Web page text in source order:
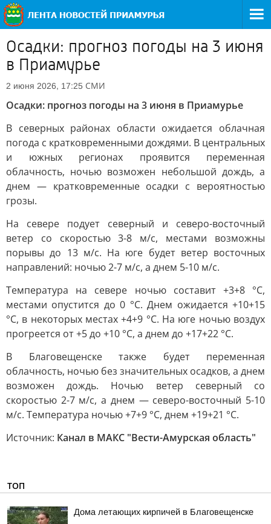
Осадки: прогноз погоды на 3 июня
в Приамурье
2 июня 2026, 17:25 СМИ
Осадки: прогноз погоды на 3 июня в Приамурье
В северных районах области ожидается облачная
погода с кратковременными дождями. В центральных
и южных регионах проявится переменная
облачность, ночью возможен небольшой дождь, а
днем — кратковременные осадки с вероятностью
грозы.
На севере подует северный и северо-восточный
ветер со скоростью 3-8 м/с, местами возможны
порывы до 13 м/с. На юге будет ветер восточных
направлений: ночью 2-7 м/с, а днем 5-10 м/с.
Температура на севере ночью составит +3+8 °С,
местами опустится до 0 °С. Днем ожидается +10+15
°С, в некоторых местах +4+9 °С. На юге ночью воздух
прогреется от +5 до +10 °С, а днем до +17+22 °С.
В Благовещенске также будет переменная
облачность, ночью без значительных осадков, а днем
возможен дождь. Ночью ветер северный со
скоростью 2-7 м/с, а днем — северо-восточный 5-10
м/с. Температура ночью +7+9 °С, днем +19+21 °С.
Источник: Канал в МАКС "Вести-Амурская область"
ТОП
Дома летающих кирпичей в Благовещенске